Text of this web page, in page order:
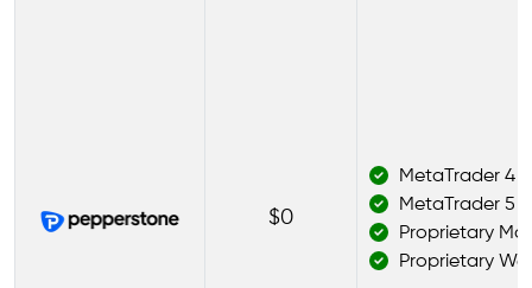
$0
MetaTrader 4
MetaTrader 5
Proprietary
Proprietary